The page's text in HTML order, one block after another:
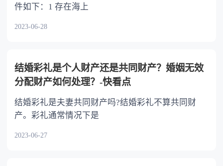
件如下：1 存在海上
2023-06-28
结婚彩礼是个人财产还是共同财产？婚姻无效
分配财产如何处理？-快看点
结婚彩礼是夫妻共同财产吗?结婚彩礼不算共同财
产。彩礼通常情况下是
2023-06-27